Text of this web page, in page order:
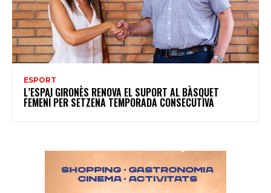
ESPORT
L’ESPAI GIRONÈS RENOVA EL SUPORT AL BÀSQUET
FEMENÍ PER SETZENA TEMPORADA CONSECUTIVA